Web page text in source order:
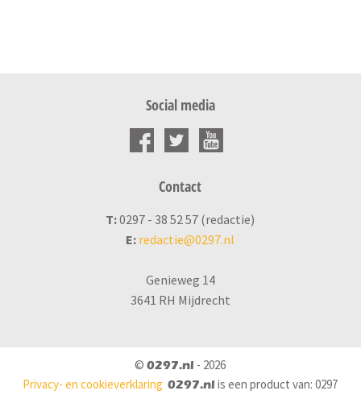
Social media
Contact
T:0297 - 38 52 57 (redactie)
E: redactie@0297.nl
Genieweg 14
3641 RH Mijdrecht
©0297.nl - 2026
Privacy- en cookieverklaring 0297.nl is een product van: 0297